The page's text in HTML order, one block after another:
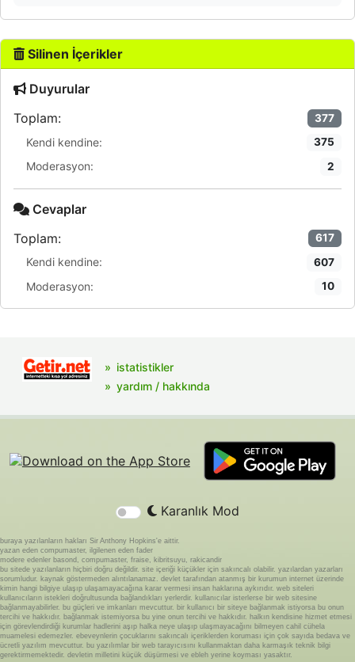
Silinen İçerikler
Duyurular
Toplam:
377
Kendi kendine: 375
Moderasyon: 2
Cevaplar
Toplam:
617
Kendi kendine: 607
Moderasyon: 10
istatistikler
yardım / hakkında
Karanlık Mod
buraya yazılanların hakları Sir Anthony Hopkins'e aittir.
yazan eden compumaster, ilgilenen eden fader
modere edenler basond, compumaster, fraise, kibritsuyu, rakicandir
bu sitede yazılanların hiçbiri doğru değildir. site içeriği küçükler için sakıncalı olabilir. yazılardan yazarları
sorumludur. kaynak göstermeden alıntılanamaz. devlet tarafından atanmış bir kurumun internet üzerinde
kimin hangi bilgiye ulaşıp ulaşamayacağına karar vermesi insan haklarına aykırıdır. web siteleri
kullanıcıların istekleri doğrultusunda bağlandıkları yerlerdir. kullanıcılar isterlerse bir web sitesine
bağlanmayabilirler. bu güçleri ve imkanları mevcuttur. bir kullanıcı bir siteye bağlanmak istiyorsa bu onun
tercihi ve hakkıdır. bağlanmak istemiyorsa bu yine onun tercihi ve hakkıdır. halkın kendisine hizmet etmesi
için görevlendirdiği kurumlar hadlerini aşıp halka neye ulaşıp ulaşmayacağını bilmeyen cahil cühela
muamelesi edemezler. ebeveynlerin çocuklarını sakıncalı içeriklerden koruması için çok sayıda bedava ve
ücretli yazılım mevcuttur. bu yazılımlar bir web tarayıcısını kullanmaktan daha karmaşık teknik bilgi
gerektirmemektedir. devletin milletini küçük düşürmesi ve ebleh yerine koyması yasaktır.